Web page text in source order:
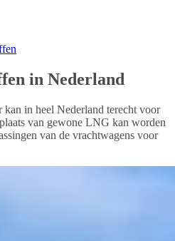
in Nederland
in heel Nederland terecht voor
van gewone LNG kan worden
van de vrachtwagens voor